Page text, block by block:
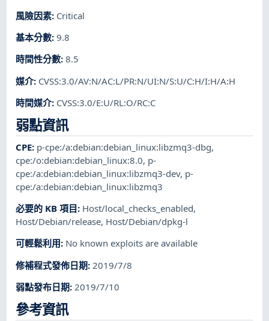
風險因素: Critical
基本分數:9.8
時間性分數:8.5
媒介: CVSS:3.0/AV:N/AC:L/PR:N/UI:N/S:U/C:H/I:H/A:H
時間媒介: CVSS:3.0/E:U/RL:O/RC:C
弱點資訊
CPE: p-cpe:/a:debian:debian_linux:libzmq3-dbg,
cpe:/o:debian:debian_linux:8.0, p-
cpe:/a:debian:debian_linux:libzmq3-dev, p-
cpe:/a:debian:debian_linux:libzmq3
必要的 KB 項目: Host/local_checks_enabled,
Host/Debian/release, Host/Debian/dpkg-l
可輕鬆利用: No known exploits are available
修補程式發佈日期: 2019/7/8
弱點發布日期:2019/7/10
參考資訊